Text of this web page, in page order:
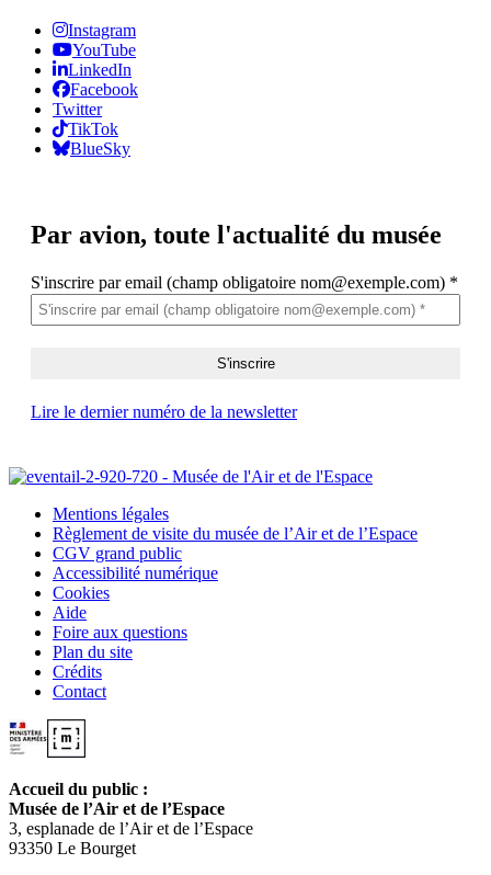
Instagram
YouTube
LinkedIn
Facebook
Twitter
TikTok
BlueSky
Par avion, toute l'actualité du musée
S'inscrire par email (champ obligatoire nom@exemple.com) *
Lire le dernier numéro de la newsletter
Mentions légales
Règlement de visite du musée de l’Air et de l’Espace
CGV grand public
Accessibilité numérique
Cookies
Aide
Foire aux questions
Plan du site
Crédits
Contact
Accueil du public :
Musée de l’Air et de l’Espace
3, esplanade de l’Air et de l’Espace
93350 Le Bourget